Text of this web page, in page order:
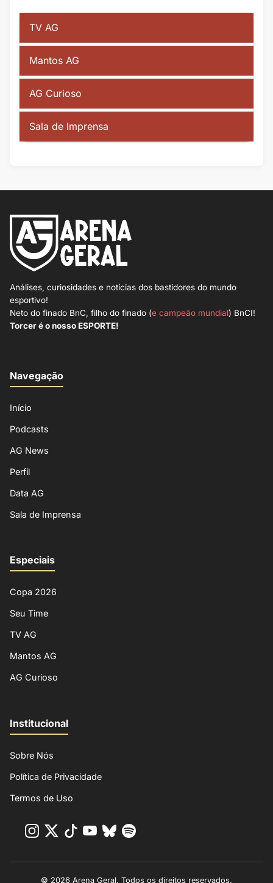
TV AG
Mantos AG
AG Curioso
Sala de Imprensa
Análises, curiosidades e notícias dos bastidores do mundo
esportivo!
Neto do finado BnC, filho do finado (e campeão mundial) BnCI!
Torcer é o nosso ESPORTE!
Navegação
Início
Podcasts
AG News
Perfil
Data AG
Sala de Imprensa
Especiais
Copa 2026
Seu Time
TV AG
Mantos AG
AG Curioso
Institucional
Sobre Nós
Política de Privacidade
Termos de Uso
© 2026 Arena Geral. Todos os direitos reservados.